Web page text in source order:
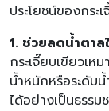
ประโยชน์ของกระ
1. ช่วยลดน้ำตาล
กระเจี๊ยบเขียวเห
น้ำหนักหรือระดับน้
ได้อย่างเป็นธรรม